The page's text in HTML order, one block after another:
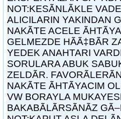
NOT:KESÃNLÃKLE
ALICILARIN YAKINDAN
NAKÃTE ACELE
GELMEZDE HÃÃ‡BÃR
YEDEK ANAHTARI
SORULARA ABUK
ZELDÃR.
NAKÃTE ÃHTÃYACIM
VW BORAYLA
BAKABÃLÃRSÃNÃZ